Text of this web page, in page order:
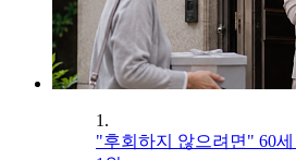
1.
"후회하지 않으려면" 60